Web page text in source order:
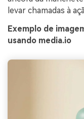
levar chamadas à
Exemplo de
usando media.io